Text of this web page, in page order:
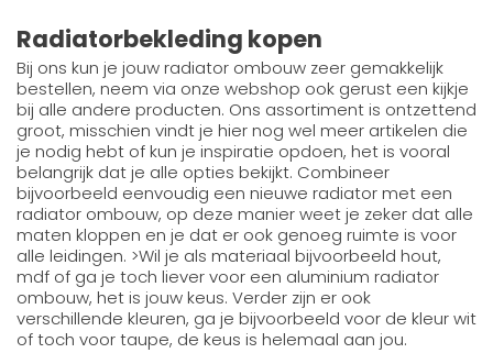
Radiatorbekleding kopen
Bij ons kun je jouw radiator ombouw zeer gemakkelijk
bestellen, neem via onze webshop ook gerust een kijkje
bij alle andere producten. Ons assortiment is ontzettend
groot, misschien vindt je hier nog wel meer artikelen die
je nodig hebt of kun je inspiratie opdoen, het is vooral
belangrijk dat je alle opties bekijkt. Combineer
bijvoorbeeld eenvoudig een nieuwe radiator met een
radiator ombouw, op deze manier weet je zeker dat alle
maten kloppen en je dat er ook genoeg ruimte is voor
alle leidingen. >Wil je als materiaal bijvoorbeeld hout,
mdf of ga je toch liever voor een aluminium radiator
ombouw, het is jouw keus. Verder zijn er ook
verschillende kleuren, ga je bijvoorbeeld voor de kleur wit
of toch voor taupe, de keus is helemaal aan jou.